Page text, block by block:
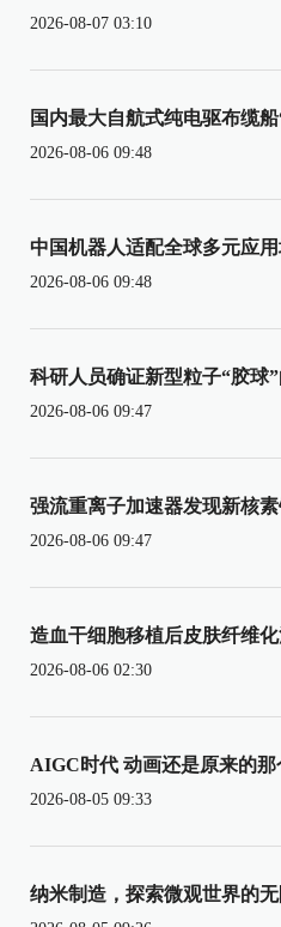
2026-08-07 03:10
国内最大自航式纯电驱布缆
2026-08-06 09:48
中国机器人适配全球多元应
2026-08-06 09:48
科研人员确证新型粒子“胶球
2026-08-06 09:47
强流重离子加速器发现新核素
2026-08-06 09:47
造血干细胞移植后皮肤纤维
2026-08-06 02:30
AIGC时代 动画还是原来的那
2026-08-05 09:33
纳米制造，探索微观世界的